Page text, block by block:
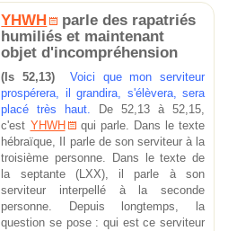
YHWH
parle des rapatriés
humiliés et maintenant
objet d'incompréhension
(Is 52,13)
Voici que mon serviteur
prospérera, il grandira, s'élèvera, sera
placé très haut.
De 52,13 à 52,15,
c'est YHWH
qui parle. Dans le texte
hébraïque, Il parle de son serviteur à la
troisième personne. Dans le texte de
la septante (LXX), il parle à son
serviteur interpellé à la seconde
personne. Depuis longtemps, la
question se pose : qui est ce serviteur